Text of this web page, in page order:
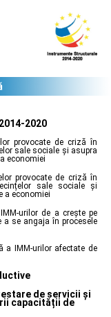
2020
provocate de criză în
sale sociale și asupra
economiei
provocate de criză în
sale sociale și
a economiei
urilor de a crește pe
a se angaja în procesele
a IMM-urilor afectate de
de servicii și
capacității de